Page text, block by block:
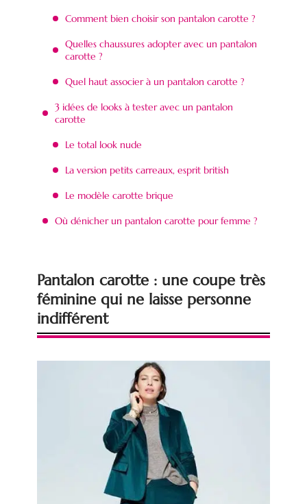
Comment bien choisir son pantalon carotte ?
Quelles chaussures adopter avec un pantalon
carotte ?
Quel haut associer à un pantalon carotte ?
3 idées de looks à tester avec un pantalon
carotte
Le total look nude
La version petits carreaux, esprit british
Le modèle carotte brique
Où dénicher un pantalon carotte pour femme ?
Pantalon carotte : une coupe très
féminine qui ne laisse personne
indifférent